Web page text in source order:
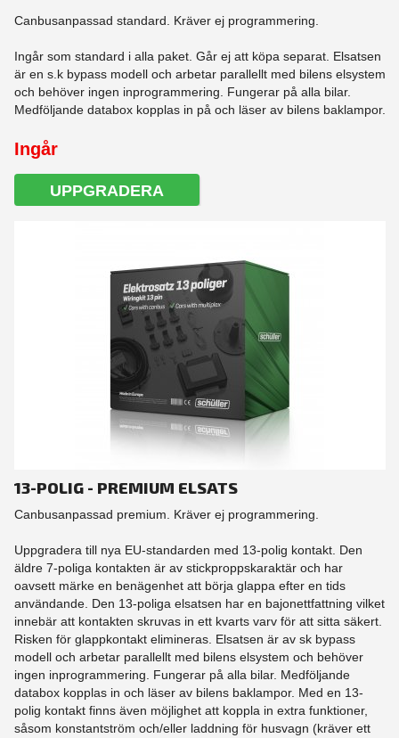
Canbusanpassad standard. Kräver ej programmering.
Ingår som standard i alla paket. Går ej att köpa separat. Elsatsen
är en s.k bypass modell och arbetar parallellt med bilens elsystem
och behöver ingen inprogrammering. Fungerar på alla bilar.
Medföljande databox kopplas in på och läser av bilens baklampor.
Ingår
UPPGRADERA
13-POLIG - PREMIUM ELSATS
Canbusanpassad premium. Kräver ej programmering.
Uppgradera till nya EU-standarden med 13-polig kontakt. Den
äldre 7-poliga kontakten är av stickproppskaraktär och har
oavsett märke en benägenhet att börja glappa efter en tids
användande. Den 13-poliga elsatsen har en bajonettfattning vilket
innebär att kontakten skruvas in ett kvarts varv för att sitta säkert.
Risken för glappkontakt elimineras. Elsatsen är av sk bypass
modell och arbetar parallellt med bilens elsystem och behöver
ingen inprogrammering. Fungerar på alla bilar. Medföljande
databox kopplas in och läser av bilens baklampor. Med en 13-
polig kontakt finns även möjlighet att koppla in extra funktioner,
såsom konstantström och/eller laddning för husvagn (kräver ett